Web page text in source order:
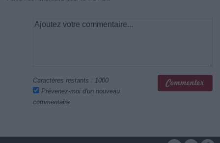
Caractères restants : 1000
Prévenez-moi d'un nouveau
commentaire